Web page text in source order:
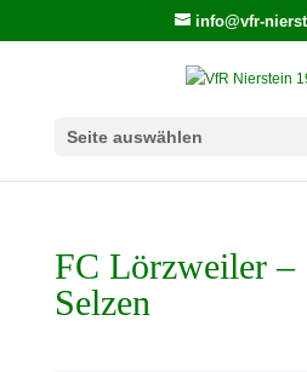
info@vfr-
Seite auswählen
FC Lörzweiler –
Selzen